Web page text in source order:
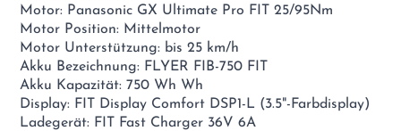
Motor: Panasonic GX Ultimate Pro FIT 25/95Nm
Motor Position: Mittelmotor
Motor Unterstützung: bis 25 km/h
Akku Bezeichnung: FLYER FIB-750 FIT
Akku Kapazität: 750 Wh Wh
Display: FIT Display Comfort DSP1-L (3.5"-Farbdisplay)
Ladegerät: FIT Fast Charger 36V 6A